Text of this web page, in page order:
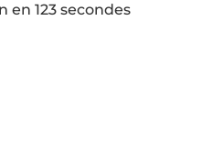
en 123 secondes